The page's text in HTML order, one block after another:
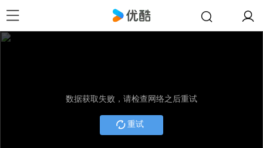
数据获取失败，请检查网络之后重试
重试